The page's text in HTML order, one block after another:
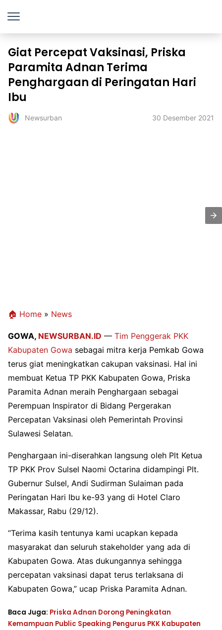
Giat Percepat Vaksinasi, Priska
Paramita Adnan Terima
Penghargaan di Peringatan Hari
Ibu
Newsurban 30 Desember 2021
🏠 Home » News
GOWA, NEWSURBAN.ID — Tim Penggerak PKK
Kabupaten Gowa sebagai mitra kerja Pemkab Gowa
terus giat meningkatkan cakupan vaksinasi. Hal ini
membuat Ketua TP PKK Kabupaten Gowa, Priska
Paramita Adnan meraih Penghargaan sebagai
Perempuan Inspirator di Bidang Pergerakan
Percepatan Vaksinasi oleh Pemerintah Provinsi
Sulawesi Selatan.
Penghargaan ini-diserahkan langsung oleh Plt Ketua
TP PKK Prov Sulsel Naomi Octarina didampingi Plt.
Gubernur Sulsel, Andi Sudirman Sulaiman pada
Peringatan Hari Ibu ke-93 yang di Hotel Claro
Makassar, Rabu (29/12).
“Terima kasih tentunya kami ucapkan kepada
masyarakat dan seluruh stakeholder yang ada di
Kabupaten Gowa. Atas dukungannya sehingga
percepatan vaksinasi dapat terus terlaksana di
Kabupaten Gowa,” ucap Priska Paramita Adnan.
Baca Juga: Priska Adnan Dorong Peningkatan
Kemampuan Public Speaking Pengurus PKK Kabupaten